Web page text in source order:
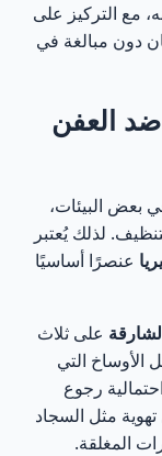
مع التركيز على
دون مبالغة في
العفن
بعض البيئات،
لذلك يُعتبر
عنصرًا أساسيًا
على ثلاث
الأوساخ التي
رجوع
مثل السجاد
المغلقة.